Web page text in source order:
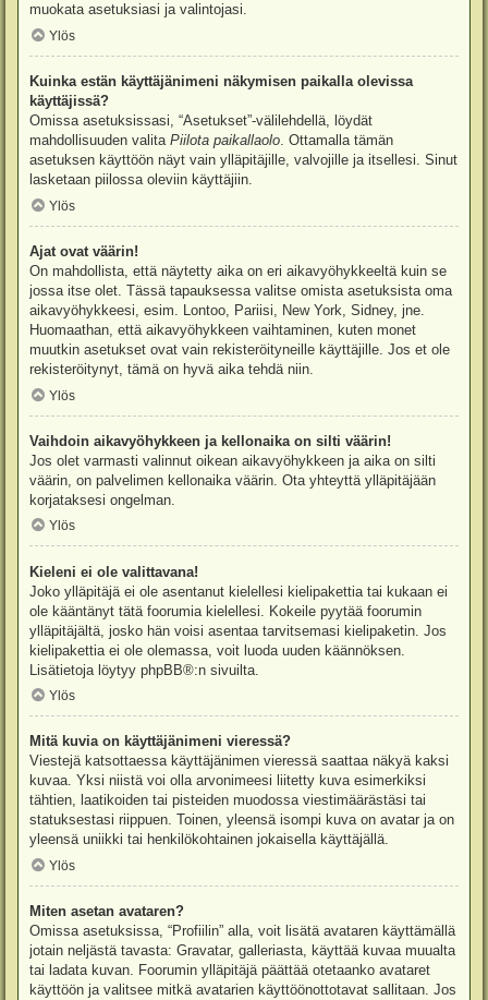
muokata asetuksiasi ja valintojasi.
Ylös
Kuinka estän käyttäjänimeni näkymisen paikalla olevissa
käyttäjissä?
Omissa asetuksissasi, “Asetukset”-välilehdellä, löydät
mahdollisuuden valita Piilota paikallaolo. Ottamalla tämän
asetuksen käyttöön näyt vain ylläpitäjille, valvojille ja itsellesi. Sinut
lasketaan piilossa oleviin käyttäjiin.
Ylös
Ajat ovat väärin!
On mahdollista, että näytetty aika on eri aikavyöhykkeeltä kuin se
jossa itse olet. Tässä tapauksessa valitse omista asetuksista oma
aikavyöhykkeesi, esim. Lontoo, Pariisi, New York, Sidney, jne.
Huomaathan, että aikavyöhykkeen vaihtaminen, kuten monet
muutkin asetukset ovat vain rekisteröityneille käyttäjille. Jos et ole
rekisteröitynyt, tämä on hyvä aika tehdä niin.
Ylös
Vaihdoin aikavyöhykkeen ja kellonaika on silti väärin!
Jos olet varmasti valinnut oikean aikavyöhykkeen ja aika on silti
väärin, on palvelimen kellonaika väärin. Ota yhteyttä ylläpitäjään
korjataksesi ongelman.
Ylös
Kieleni ei ole valittavana!
Joko ylläpitäjä ei ole asentanut kielellesi kielipakettia tai kukaan ei
ole kääntänyt tätä foorumia kielellesi. Kokeile pyytää foorumin
ylläpitäjältä, josko hän voisi asentaa tarvitsemasi kielipaketin. Jos
kielipakettia ei ole olemassa, voit luoda uuden käännöksen.
Lisätietoja löytyy phpBB®:n sivuilta.
Ylös
Mitä kuvia on käyttäjänimeni vieressä?
Viestejä katsottaessa käyttäjänimen vieressä saattaa näkyä kaksi
kuvaa. Yksi niistä voi olla arvonimeesi liitetty kuva esimerkiksi
tähtien, laatikoiden tai pisteiden muodossa viestimäärästäsi tai
statuksestasi riippuen. Toinen, yleensä isompi kuva on avatar ja on
yleensä uniikki tai henkilökohtainen jokaisella käyttäjällä.
Ylös
Miten asetan avataren?
Omissa asetuksissa, “Profiilin” alla, voit lisätä avataren käyttämällä
jotain neljästä tavasta: Gravatar, galleriasta, käyttää kuvaa muualta
tai ladata kuvan. Foorumin ylläpitäjä päättää otetaanko avataret
käyttöön ja valitsee mitkä avatarien käyttöönottotavat sallitaan. Jos